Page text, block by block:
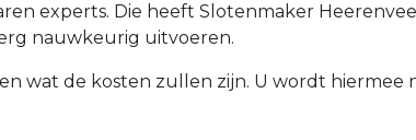
experts. Die heeft Slotenmaker
nauwkeurig uitvoeren.
wat de kosten zullen zijn. U wordt hiermee